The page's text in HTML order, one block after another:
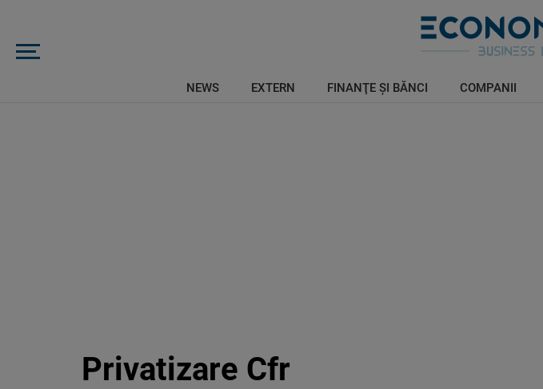
NEWS EXTERN FINANŢE ŞI BĂNCI COMPANII
Privatizare Cfr